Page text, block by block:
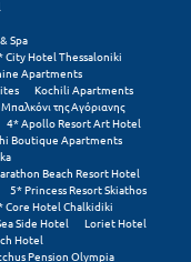
Spa
City Hotel Thessaloniki
Apartments
Kochili Apartments
της Αγόριανης
4* Apollo Resort Art Hotel
Boutique Apartments
Beach Resort Hotel
5* Princess Resort Skiathos
Core Hotel Chalkidiki
Side Hotel
Loriet Hotel
Hotel
Pension Olympia